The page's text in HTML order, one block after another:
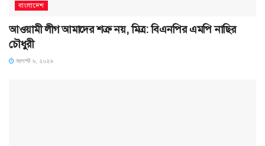
বাংলাদেশ
আওয়ামী লীগ আমাদের শত্রু নয়, মিত্র: বিএনপির এমপি নাছির
চৌধুরী
আগস্ট ৬, ২০২৬